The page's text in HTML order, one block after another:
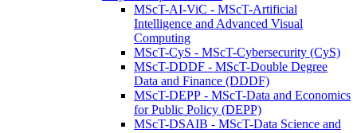
MScT-AI-ViC - MScT-Artificial
Intelligence and Advanced Visual
Computing
MScT-CyS - MScT-Cybersecurity (CyS)
MScT-DDDF - MScT-Double Degree
Data and Finance (DDDF)
MScT-DEPP - MScT-Data and Economics
for Public Policy (DEPP)
MScT-DSAIB - MScT-Data Science and